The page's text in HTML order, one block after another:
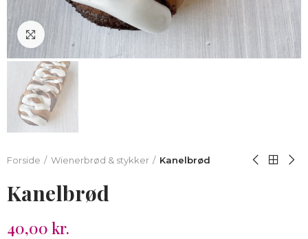
Klik for at forstørre
Forside Wienerbrød & stykker Kanelbrød
Kanelbrød
40,00 kr.